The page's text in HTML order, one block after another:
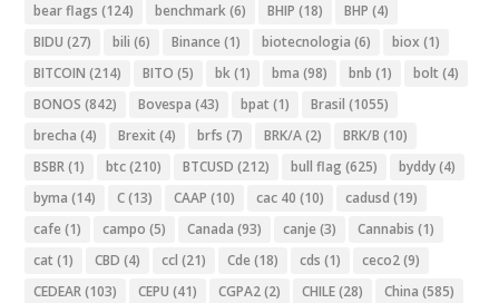
bear flags (124) benchmark(6) BHIP (18) BHP (4)
BIDU (27) bili (6) Binance (1) biotecnologia (6) biox (1)
BITCOIN (214) BITO (5) bk(1) bma (98) bnb (1) bolt (4)
BONOS (842) Bovespa (43) bpat (1) Brasil (1055)
brecha (4) Brexit (4) brfs (7) BRK/A(2) BRK/B (10)
BSBR(1) btc(210) BTCUSD (212) bull flag (625) byddy(4)
byma (14) C(13) CAAP (10) cac 40 (10) cadusd (19)
cafe (1) campo (5) Canada (93) canje (3) Cannabis (1)
cat (1) CBD (4) ccl (21) Cde (18) cds (1) ceco2(9)
CEDEAR(103) CEPU (41) CGPA2(2) CHILE(28) China (585)